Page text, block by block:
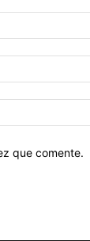
que comente.